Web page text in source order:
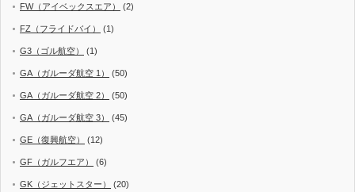
FW（アイベックスエア） (2)
FZ（フライドバイ） (1)
G3（ゴル航空） (1)
GA（ガルーダ航空 1） (50)
GA（ガルーダ航空 2） (50)
GA（ガルーダ航空 3） (45)
GE（復興航空） (12)
GF（ガルフエア） (6)
GK（ジェットスター） (20)